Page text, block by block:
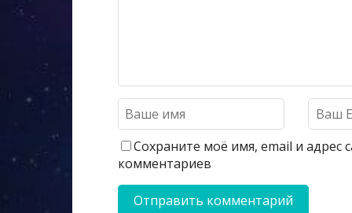
Сохраните моё имя, email и адрес
комментариев